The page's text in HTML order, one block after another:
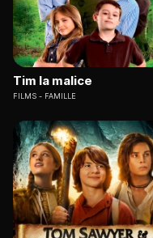
Tim la malice
FILMS FAMILLE